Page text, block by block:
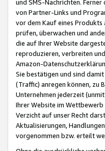
und SMS-Nachrichten.
von Partner-Links und
vor dem Kauf eines
prüfen, überwachen und
die auf Ihrer Website
reproduzieren, verbreiten
Amazon-
Sie bestätigen und sind
(Traffic) anregen können, zu
Unternehmen jederzeit
Ihrer Website im Wettbewerb
Verzicht auf unser Recht
Aktualisierungen,
vorgenommen bzw. erteilt